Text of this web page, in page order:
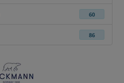
60
86